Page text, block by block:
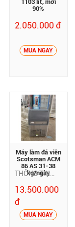
1103 lít, mới
90%
2.050.000 đ
MUA NGAY
Máy làm đá viên
Scotsman ACM
86 AS 31-38
kg/ngày
THÔNG TIN
Máy làm đá lên
đến 39 kg sản
xuất đá viên
hàng ngày. •
13.500.000
đ
MUA NGAY